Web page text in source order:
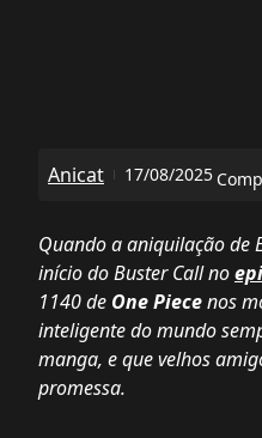
Anicat 17/08/2025
Quando a aniquilação de
início do Buster Call no
1140 de One Piecenos
inteligente do mundo
manga, e que velhos
promessa.